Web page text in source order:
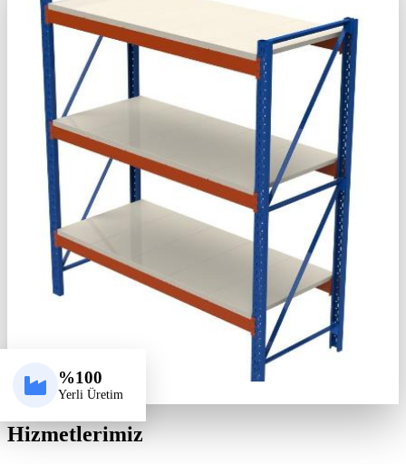
%100
Yerli Üretim
Hizmetlerimiz